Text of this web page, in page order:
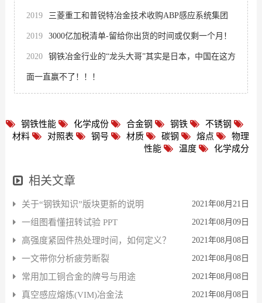
2019 三菱重工和普锐特冶金技术收购ABP感应系统集团
2019 3000亿加税清单-留给你出货的时间或仅剩一个月！
2020 钢铁冶金行业的“龙头大哥”其实是日本，中国在这方
面一直赢不了！！！
钢铁性能 化学成份 合金钢 钢铁
不锈钢
材料
对照表 钢号 材质 碳钢 熔点
物理
性能
温度 化学成分
相关文章
关于“钢铁知识”版块更新的说明 2021年08月21日
一组图看懂扭转试验 PPT 2021年08月09日
高强度紧固件热处理时间，如何定义？ 2021年08月08日
一文带你分析疲劳断裂 2021年08月08日
常用加工铜合金的牌号与用途 2021年08月08日
真空感应熔炼(VIM)冶金法 2021年08月08日